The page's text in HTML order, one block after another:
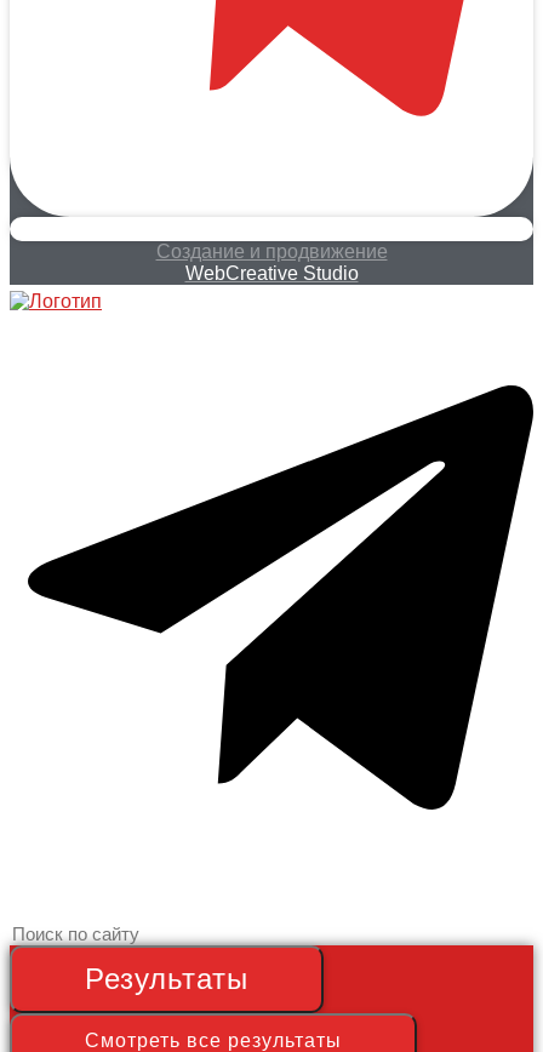
Создание и продвижение
WebCreative Studio
Search
...
Результаты
Смотреть все результаты